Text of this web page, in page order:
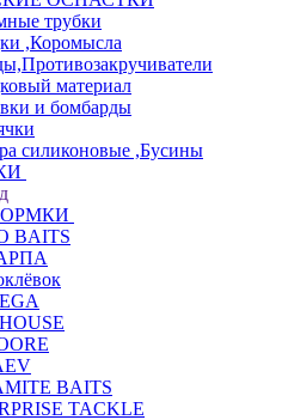
трубки
,Коромысла
материал
и бомбарды
силиконовые ,Бусины
BAITS
BAITS
TACKLE